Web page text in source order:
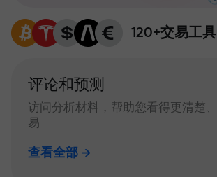
120+交易工具
评论和预测
访问分析材料，帮助您看得更清楚
易
查看全部